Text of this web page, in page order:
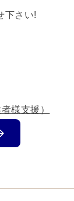
下さい!
様支援）